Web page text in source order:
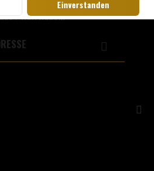
/ NOA Naben.
Einverstanden